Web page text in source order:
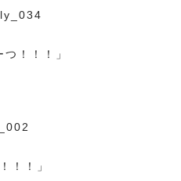
！！！」
！！」